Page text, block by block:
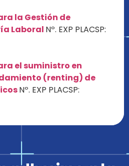
la Gestión de
Laboral Nº. EXP PLACSP:
el suministro en
(renting) de
Nº. EXP PLACSP: